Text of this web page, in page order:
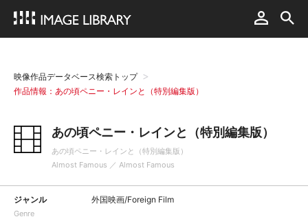
映像作品データベース検索トップ
作品情報：あの頃ペニー・レインと（特別編集版）
あの頃ペニー・レインと（特別編集版）
あの頃ペニー・レインと（特別編集版）
Almost Famous ／ Almost Famous
ジャンル
Genre
外国映画/Foreign Film